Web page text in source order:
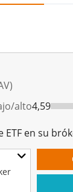
alto4,59
ETF en su